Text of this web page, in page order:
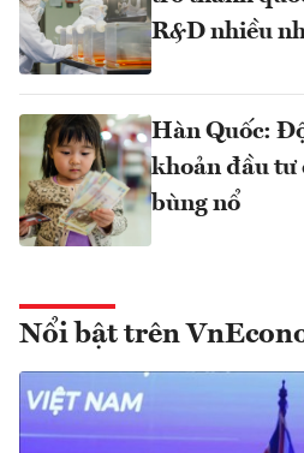
R&D nhiều
Hàn Quốc:
khoản đầu tư
bùng nổ
Nổi bật trên